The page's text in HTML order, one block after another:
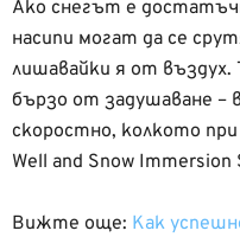
Ако снегът е
насипи могат да се
лишавайки я от
бързо от задушаване –
скоростно, колкото при
Well and Snow Immersion
Вижте още: Как